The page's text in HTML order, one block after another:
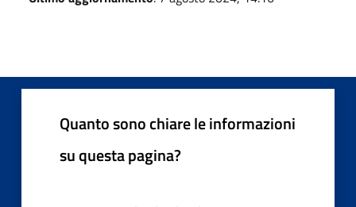
Quanto sono chiare le informazioni
su questa pagina?